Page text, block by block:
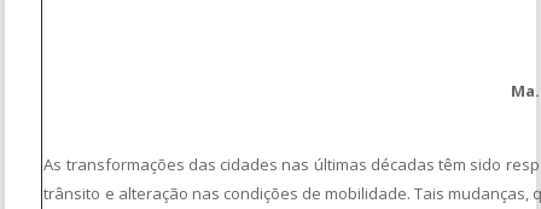
As transformações das cidades nas últimas décadas têm sido
trânsito e alteração nas condições de mobilidade. Tais